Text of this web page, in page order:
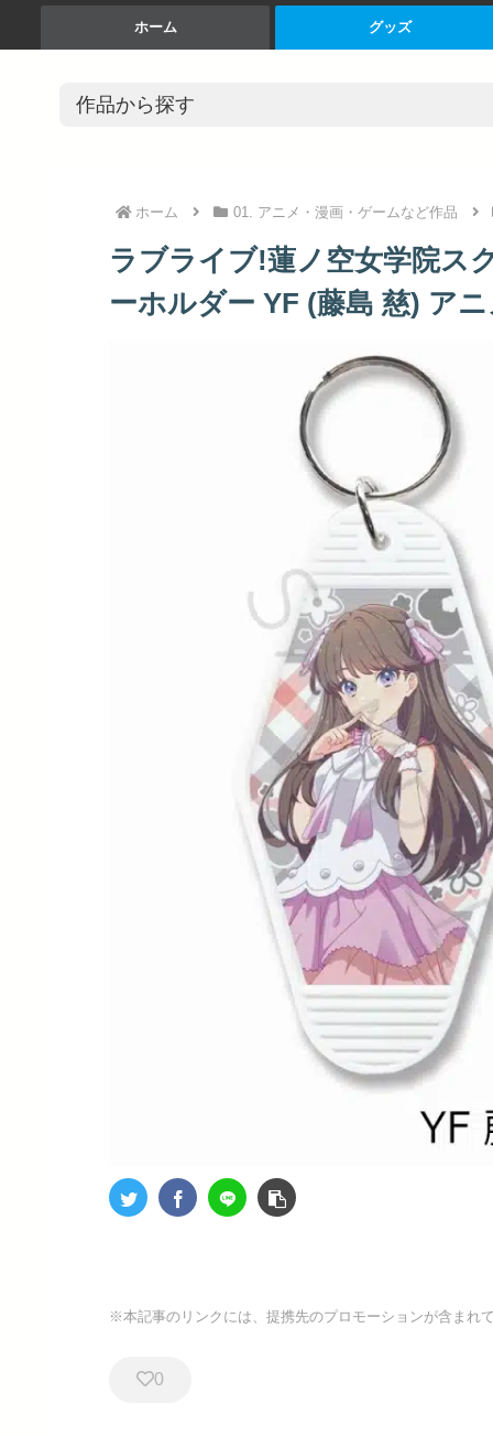
ホーム グッズ
ホーム 01. アニメ・漫画・ゲームなど作品
ラブライブ!蓮ノ空女学院ス
ーホルダー YF (藤島 慈) ア
※本記事のリンクには、提携先のプロモーションが含まれ
0